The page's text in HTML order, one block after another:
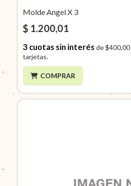
Molde Angel X 3
$ 1.200,01
3cuotas sin interés de$400,00
tarjetas.
COMPRAR